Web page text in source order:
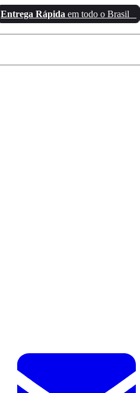
Entrega Rápida em todo o Brasil